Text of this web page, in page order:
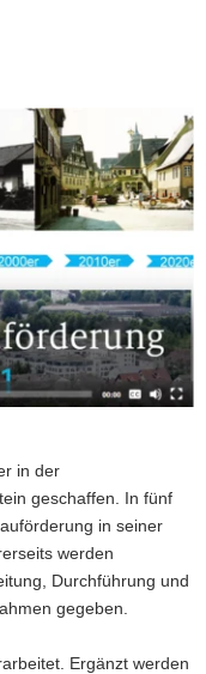
in der
geschaffen. In fünf
in seiner
werden
Durchführung und
gegeben.
Ergänzt werden